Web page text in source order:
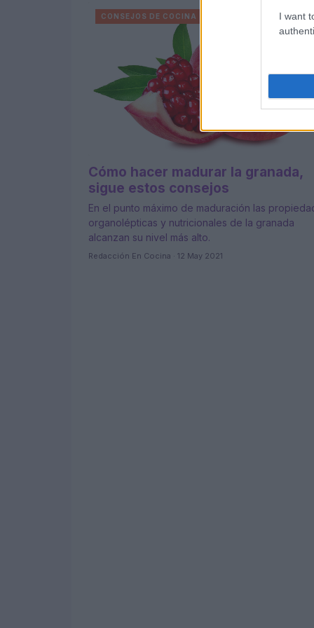
I want
CONSEJOS DE COCINA
Cómo hacer madurar la granada,
sigue estos consejos
En el punto máximo de maduración las
organolépticas y nutricionales de la granada
alcanzan su nivel más alto.
Redacción En Cocina · 12 May 2021